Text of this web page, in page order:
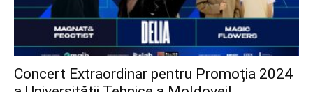
Concert Extraordinar pentru Promoția 2024